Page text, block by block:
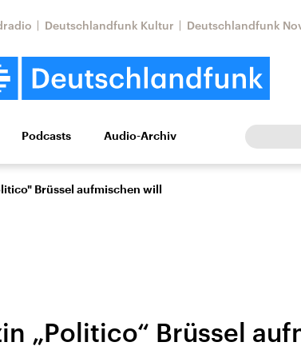
Deutschlandfunk Kultur Deutschlandfunk
Wissen Kultur Europa
Nahostkonflikt
Iran
Podcasts Audio-Archiv
Brüssel aufmischen will
„Politico“ Brüssel